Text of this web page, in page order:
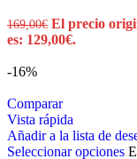
169,00€ El precio
es: 129,00€.
-16%
Comparar
Vista rápida
Añadir a la lista de
Seleccionar opciones